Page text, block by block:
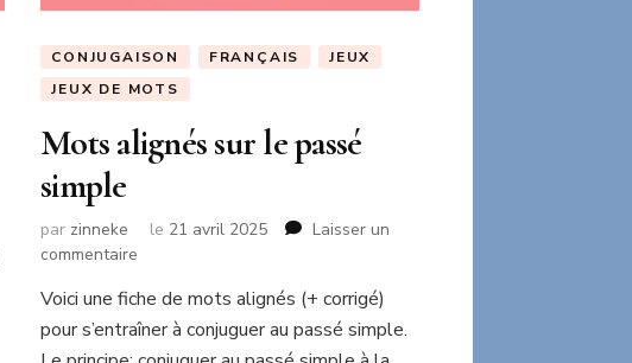
CONJUGAISON FRANÇAIS
JEUX
JEUX DE MOTS
Mots alignés sur le passé
simple
par zinneke le 21 avril 2025
Laisser un
commentaire
alignés
sur
le
Voici une fiche de mots alignés (+ corrigé)
pour s’entraîner à conjuguer au passé simple.